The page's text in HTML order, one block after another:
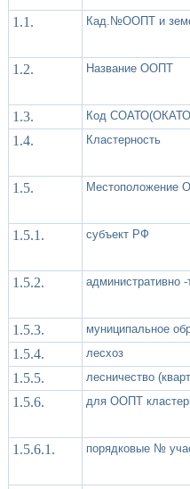
1.1. Кад.№ООПТ и
1.2. Название ООПТ
1.3. Код
1.4. Кластерность
1.5. Местоположение
1.5.1. субъект РФ
1.5.2. административно
1.5.3. муниципальное
1.5.4. лесхоз
1.5.5. лесничество
1.5.6. для ООПТ
1.5.6.1. порядковые №